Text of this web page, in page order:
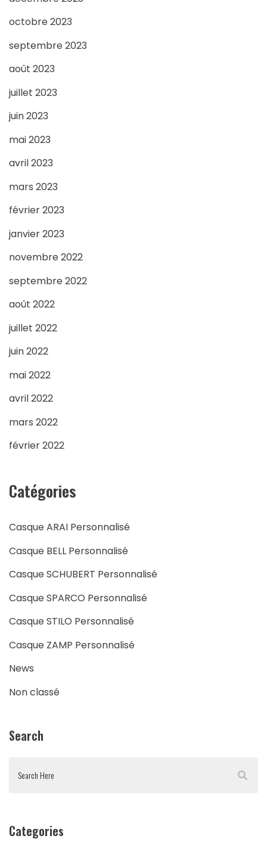
octobre 2023
septembre 2023
août 2023
juillet 2023
juin 2023
mai 2023
avril 2023
mars 2023
février 2023
janvier 2023
novembre 2022
septembre 2022
août 2022
juillet 2022
juin 2022
mai 2022
avril 2022
mars 2022
février 2022
Catégories
Casque ARAI Personnalisé
Casque BELL Personnalisé
Casque SCHUBERT Personnalisé
Casque SPARCO Personnalisé
Casque STILO Personnalisé
Casque ZAMP Personnalisé
News
Non classé
Search
Categories